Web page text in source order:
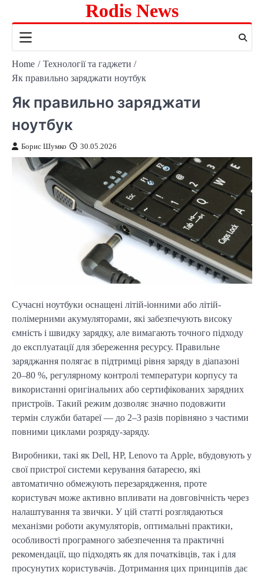
content
Rodis News
Home
Технології та гаджети
Як правильно заряджати ноутбук
Як правильно заряджати
ноутбук
Борис Шумко 30.05.2026
Сучасні ноутбуки оснащені літій-іонними або літій-
полімерними акумуляторами, які забезпечують високу
ємність і швидку зарядку, але вимагають точного підходу
до експлуатації для збереження ресурсу. Правильне
заряджання полягає в підтримці рівня заряду в діапазоні
20–80 %, регулярному контролі температури корпусу та
використанні оригінальних або сертифікованих зарядних
пристроїв. Такий режим дозволяє значно подовжити
термін служби батареї — до 2–3 разів порівняно з частими
повними циклами розряду-заряду.
Виробники, такі як Dell, HP, Lenovo та Apple, вбудовують у
свої пристрої системи керування батареєю, які
автоматично обмежують перезарядження, проте
користувач може активно впливати на довговічність через
налаштування та звички. У цій статті розглядаються
механізми роботи акумуляторів, оптимальні практики,
особливості програмного забезпечення та практичні
рекомендації, що підходять як для початківців, так і для
просунутих користувачів. Дотримання цих принципів дає